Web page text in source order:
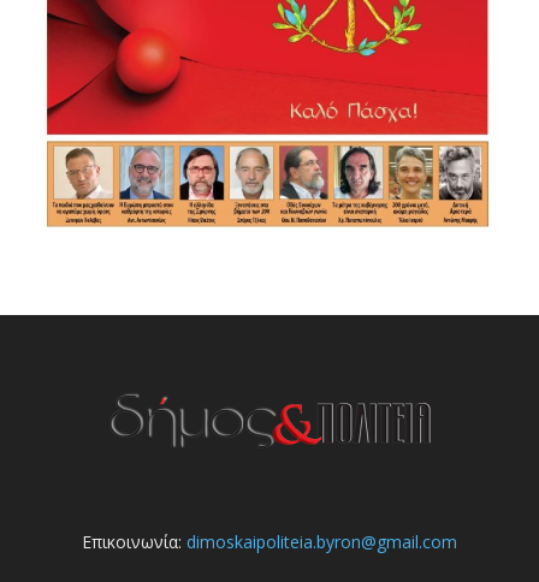
Επικοινωνία: dimoskaipoliteia.byron@gmail.com